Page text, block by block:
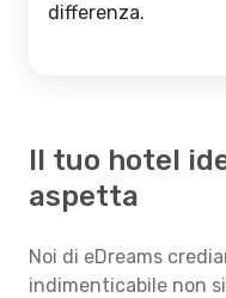
differenza.
Il tuo hotel
aspetta
Noi di eDreams
indimenticabile non